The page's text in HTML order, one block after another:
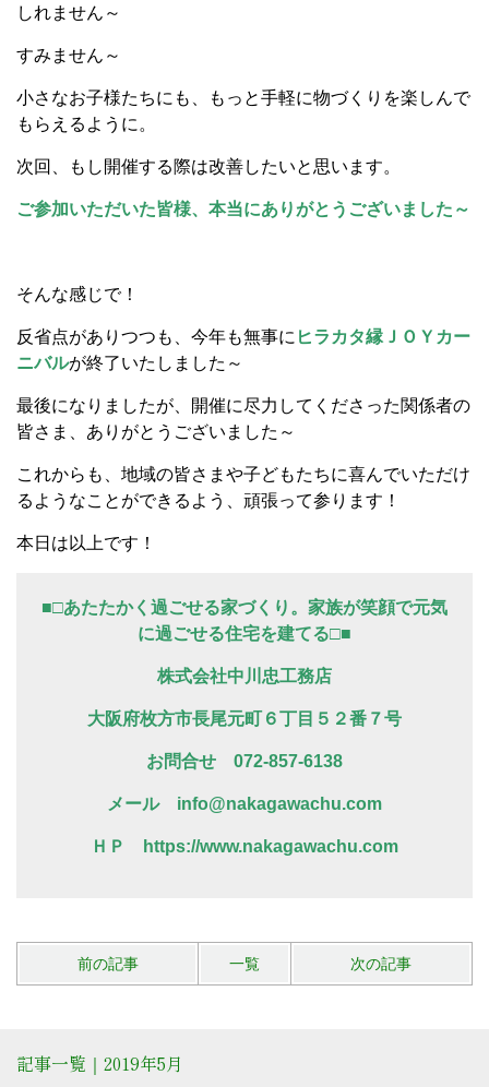
しれません～
すみません～
小さなお子様たちにも、もっと手軽に物づくりを楽しんで
もらえるように。
次回、もし開催する際は改善したいと思います。
ご参加いただいた皆様、本当にありがとうございました～
そんな感じで！
反省点がありつつも、今年も無事に ヒラカタ縁ＪＯＹカー
ニバルが終了いたしました～
最後になりましたが、開催に尽力してくださった関係者の
皆さま、ありがとうございました～
これからも、地域の皆さまや子どもたちに喜んでいただけ
るようなことができるよう、頑張って参ります！
本日は以上です！
■□あたたかく過ごせる家づくり。家族が笑顔で元気
に過ごせる住宅を建てる□■
株式会社中川忠工務店
大阪府枚方市長尾元町６丁目５２番７号
お問合せ 072-857-6138
メール info@nakagawachu.com
ＨＰ https://www.nakagawachu.com
前の記事 一覧 次の記事
記事一覧｜2019年5月